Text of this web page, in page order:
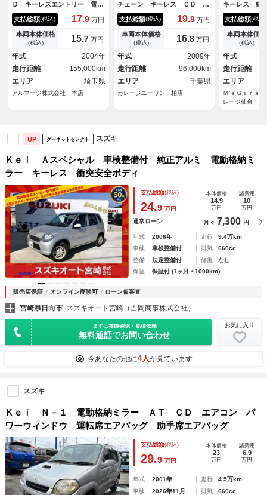
Ｄ キーレスエントリー 電動
格納ミラー ＡＴ ＣＤ アル
ミホイール 衝突安全ボディ
エアコン パワーステアリン
グ パワーウィンドウ
支払総額(税込) 17.9 万円
車両本体価格
(税込) 15.7 万円
年式
2004年
走行距離
155,000km
エリア
埼玉県
アルマージ株式会社 本店
チェーン キーレス ＣＤ Ａ
ＢＳ エアコン パワーステア
リング パワーウインドウ 集
中ドアロック デュアルエアバ
ッグ ＡＭＦＭラジオ 一年保
証
支払総額(税込) 19.8 万円
車両本体価格
(税込) 16.8 万円
年式
2009年
走行距離
96,000km
エリア
千葉県
ガレージユーワン 柏店
キーレス
Ｗエアバック
支払総額(税込)
車両本体価格
(税込)
年式
走行距離
エリア
Ｍ’ｓＧａｒａ
レージ仙台 （
UP グーネットセレクト スズキ
Ｋｅｉ Ａスペシャル 車検整備付 純正アルミ 電動格納ミ
ラー キーレス 衝突安全ボディ
支払総額(税込)
24.9 万円
本体価格
14.9
万円
諸費用
10
万円
通常ローン 月々 7,300 円
年式 2006年 走行
9.4万km
車検
車検整備付 排気
660cc
整備
法定整備付 修復
なし
保証
保証付 (1ヶ月・1000km)
販売店保証 オンライン商談可 ローン仮審査
宮崎県日向市 スズキオート宮崎（吉岡商事株式会社）
まずは在庫確認・見積依頼
無料通話でお問い合わせ
お気に入り
今あなたの他に4人が見ています
スズキ
Ｋｅｉ Ｎ－１ 電動格納ミラー ＡＴ ＣＤ エアコン パ
ワーウィンドウ 運転席エアバッグ 助手席エアバッグ
支払総額(税込)
29.9 万円
本体価格
23
万円
諸費用
6.9
万円
年式 2001年 走行
4.5万km
車検
2026年11月 排気
660cc